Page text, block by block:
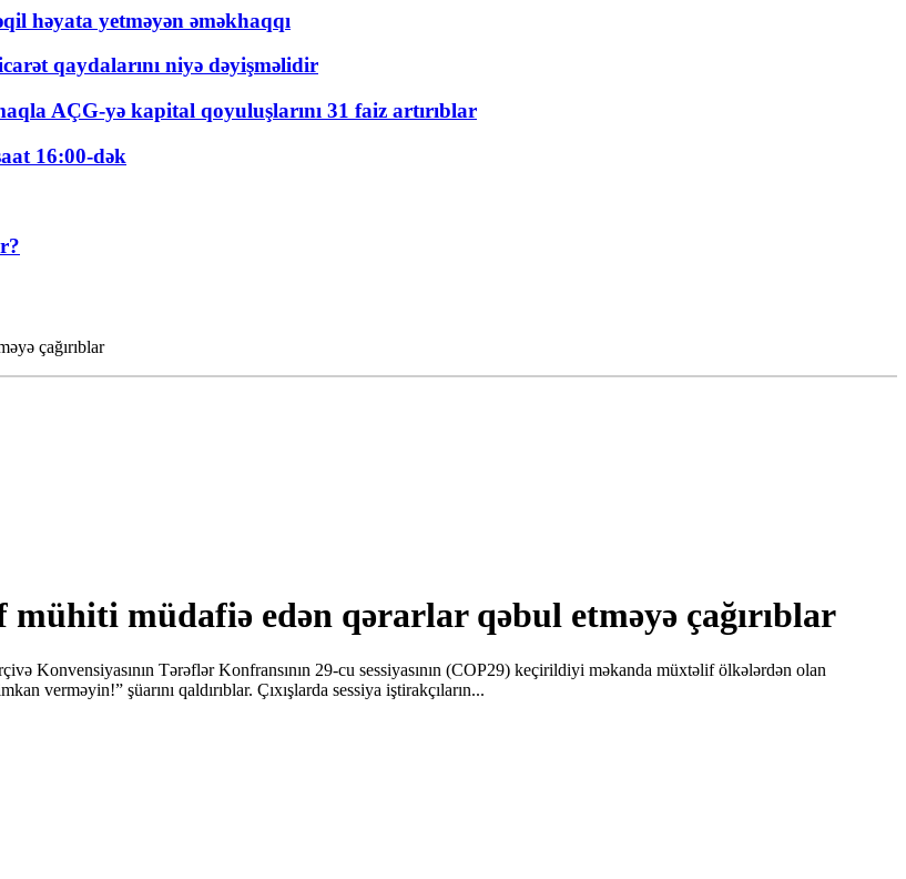
həyata yetməyən əməkhaqqı
qaydalarını niyə dəyişməlidir
AÇG-yə kapital qoyuluşlarını 31 faiz artırıblar
16:00-dək
çağırıblar
müdafiə edən qərarlar qəbul etməyə çağırıblar
Konvensiyasının Tərəflər Konfransının 29-cu sessiyasının (COP29) keçirildiyi məkanda müxtəlif ölkələrdən olan
verməyin!” şüarını qaldırıblar. Çıxışlarda sessiya iştirakçıların...